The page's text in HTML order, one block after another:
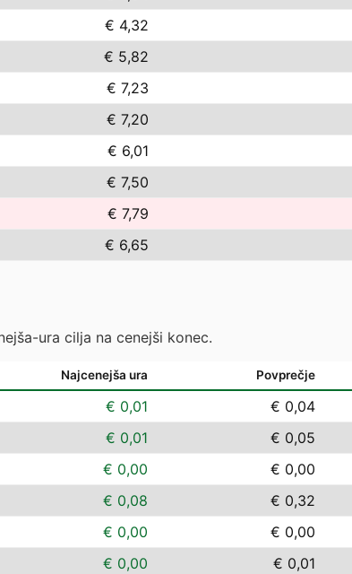
€ 4,32
€ 5,82
€ 7,23
€ 7,20
€ 6,01
€ 7,50
€ 7,79
€ 6,65
ura cilja na cenejši konec.
Najcenejša ura Povprečje
€ 0,01 € 0,04
€ 0,01 € 0,05
€ 0,00 € 0,00
€ 0,08 € 0,32
€ 0,00 € 0,00
€ 0,00 € 0,01